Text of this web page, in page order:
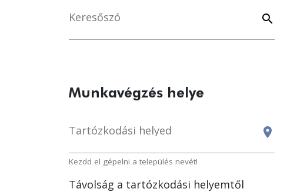
search
Keresőszó
Munkavégzés helye
location_on
Tartózkodási helyed
Kezdd el gépelni a település nevét!
Távolság a tartózkodási helyemtől